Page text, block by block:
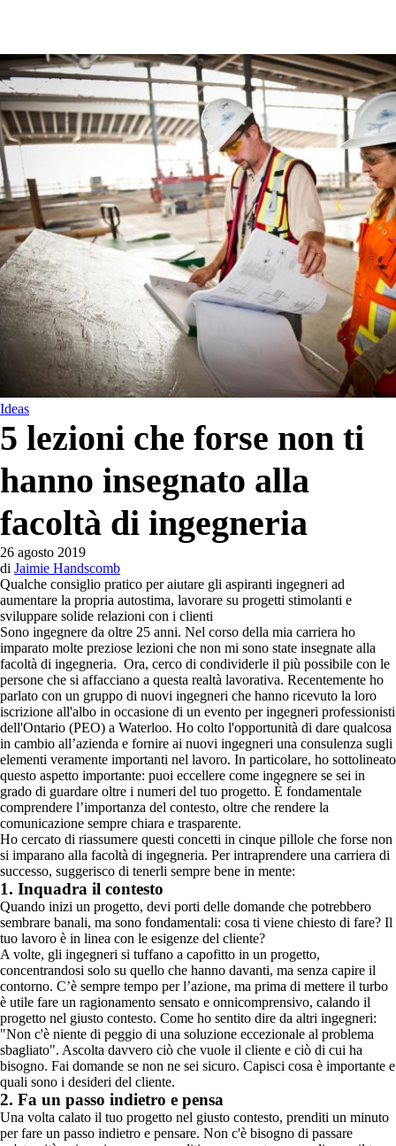
Ideas
5 lezioni che forse non ti
hanno insegnato alla
facoltà di ingegneria
26 agosto 2019
di Jaimie Handscomb
Qualche consiglio pratico per aiutare gli aspiranti ingegneri ad
aumentare la propria autostima, lavorare su progetti stimolanti e
sviluppare solide relazioni con i clienti
Sono ingegnere da oltre 25 anni. Nel corso della mia carriera ho
imparato molte preziose lezioni che non mi sono state insegnate alla
facoltà di ingegneria. Ora, cerco di condividerle il più possibile con le
persone che si affacciano a questa realtà lavorativa. Recentemente ho
parlato con un gruppo di nuovi ingegneri che hanno ricevuto la loro
iscrizione all'albo in occasione di un evento per ingegneri professionisti
dell'Ontario (PEO) a Waterloo. Ho colto l'opportunità di dare qualcosa
in cambio all’azienda e fornire ai nuovi ingegneri una consulenza sugli
elementi veramente importanti nel lavoro. In particolare, ho sottolineato
questo aspetto importante: puoi eccellere come ingegnere se sei in
grado di guardare oltre i numeri del tuo progetto. È fondamentale
comprendere l’importanza del contesto, oltre che rendere la
comunicazione sempre chiara e trasparente.
Ho cercato di riassumere questi concetti in cinque pillole che forse non
si imparano alla facoltà di ingegneria. Per intraprendere una carriera di
successo, suggerisco di tenerli sempre bene in mente:
1. Inquadra il contesto
Quando inizi un progetto, devi porti delle domande che potrebbero
sembrare banali, ma sono fondamentali: cosa ti viene chiesto di fare? Il
tuo lavoro è in linea con le esigenze del cliente?
A volte, gli ingegneri si tuffano a capofitto in un progetto,
concentrandosi solo su quello che hanno davanti, ma senza capire il
contorno. C’è sempre tempo per l’azione, ma prima di mettere il turbo
è utile fare un ragionamento sensato e onnicomprensivo, calando il
progetto nel giusto contesto. Come ho sentito dire da altri ingegneri:
"Non c'è niente di peggio di una soluzione eccezionale al problema
sbagliato". Ascolta davvero ciò che vuole il cliente e ciò di cui ha
bisogno. Fai domande se non ne sei sicuro. Capisci cosa è importante e
quali sono i desideri del cliente.
2. Fa un passo indietro e pensa
Una volta calato il tuo progetto nel giusto contesto, prenditi un minuto
per fare un passo indietro e pensare. Non c'è bisogno di passare